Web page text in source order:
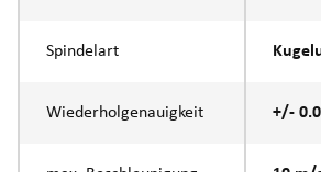
Spindelart
Wiederholgenauigkeit +/-